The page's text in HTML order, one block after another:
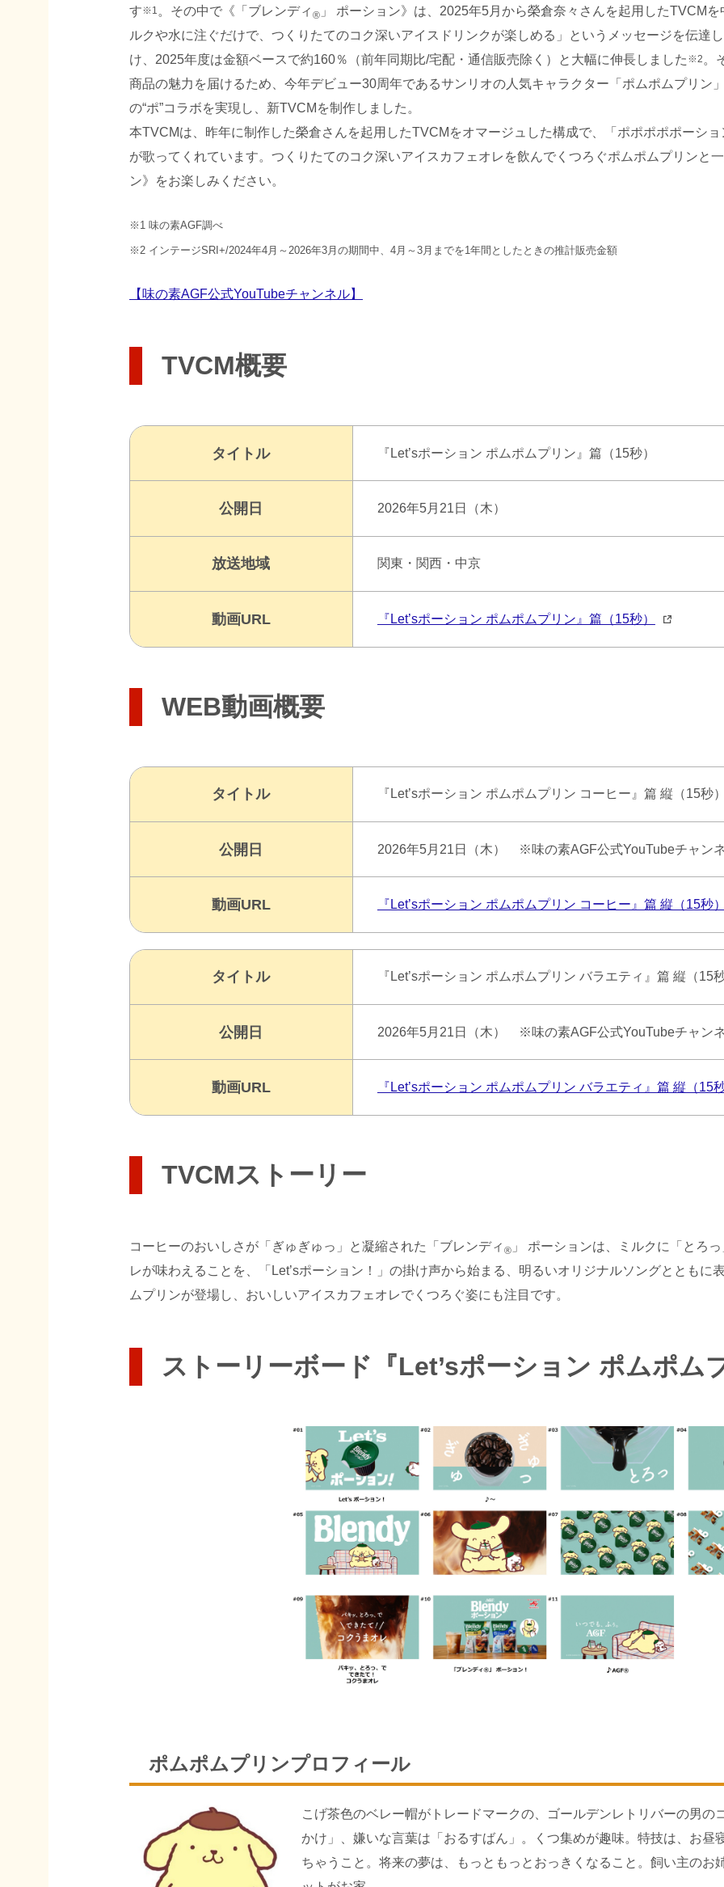
す※1 。その中で《「ブレンディ ® 」 ポーション》は、2025年5月から榮倉奈々さんを起用したTVCM
ルクや水に注ぐだけで、つくりたてのコク深いアイスドリンクが楽しめる」というメッセージを伝達
け、2025年度は金額ベースで約160％（前年同期比/宅配・通信販売除く）と大幅に伸長しました ※2 。
商品の魅力を届けるため、今年デビュー30周年であるサンリオの人気キャラクター「ポムポムプリン
の“ポ”コラボを実現し、新TVCMを制作しました。
本TVCMは、昨年に制作した榮倉さんを起用したTVCMをオマージュした構成で、「ポポポポポーシ
が歌ってくれています。つくりたてのコク深いアイスカフェオレを飲んでくつろぐポムポムプリンと
ン》をお楽しみください。
※1 味の素AGF調べ
※2 インテージSRI+/2024年4月～2026年3月の期間中、4月～3月までを1年間としたときの推計販売金額
【味の素AGF公式YouTubeチャンネル】
TVCM概要
タイトル 『Let’sポーション ポムポムプリン』篇（15秒）
公開日 2026年5月21日（木）
放送地域 関東・関西・中京
動画URL 『Let’sポーション ポムポムプリン』篇（15秒）
WEB動画概要
タイトル 『Let’sポーション ポムポムプリン コーヒー』篇 縦（15秒
公開日 2026年5月21日（木） ※味の素AGF公式YouTubeチャン
動画URL 『Let’sポーション ポムポムプリン コーヒー』篇 縦（15秒
タイトル 『Let’sポーション ポムポムプリン バラエティ』篇 縦（15
公開日 2026年5月21日（木） ※味の素AGF公式YouTubeチャン
動画URL 『Let’sポーション ポムポムプリン バラエティ』篇 縦（15
TVCMストーリー
コーヒーのおいしさが「ぎゅぎゅっ」と凝縮された「ブレンディ ® 」 ポーションは、ミルクに「とろ
レが味わえることを、「Let’sポーション！」の掛け声から始まる、明るいオリジナルソングとともに
ムプリンが登場し、おいしいアイスカフェオレでくつろぐ姿にも注目です。
ストーリーボード『Let’sポーション ポムポム
ポムポムプリンプロフィール
こげ茶色のベレー帽がトレードマークの、ゴールデンレトリバーの男の
かけ」、嫌いな言葉は「おるすばん」。くつ集めが趣味。特技は、お昼
ちゃうこと。将来の夢は、もっともっとおっきくなること。飼い主のお